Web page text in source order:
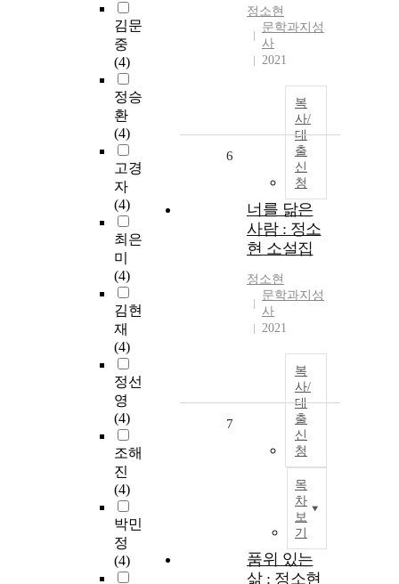
김문
중
(4)
정승
환
(4)
고경
자
(4)
최은
미
(4)
김현
재
(4)
정선
영
(4)
조해
진
(4)
박민
정
(4)
정소현
문학과지성
사
2021
복
사/
대
출
신
청
6
너를 닮은
사람 : 정소
현 소설집
정소현
문학과지성
사
2021
복
사/
대
출
신
청
목
차
보
기
7
품위 있는
삶 : 정소현